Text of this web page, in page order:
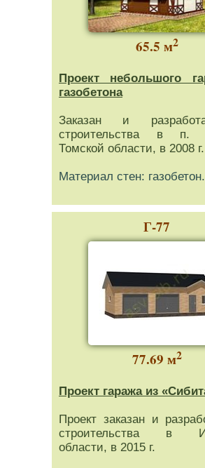
65.5 м2
Проект небольшого
газобетона
Заказан и
строительства в п.
Томской области, в 2008 г.
Материал стен: газобетон.
Г-77
77.69 м2
Проект гаража из
Проект заказан и
строительства в
области, в 2015 г.